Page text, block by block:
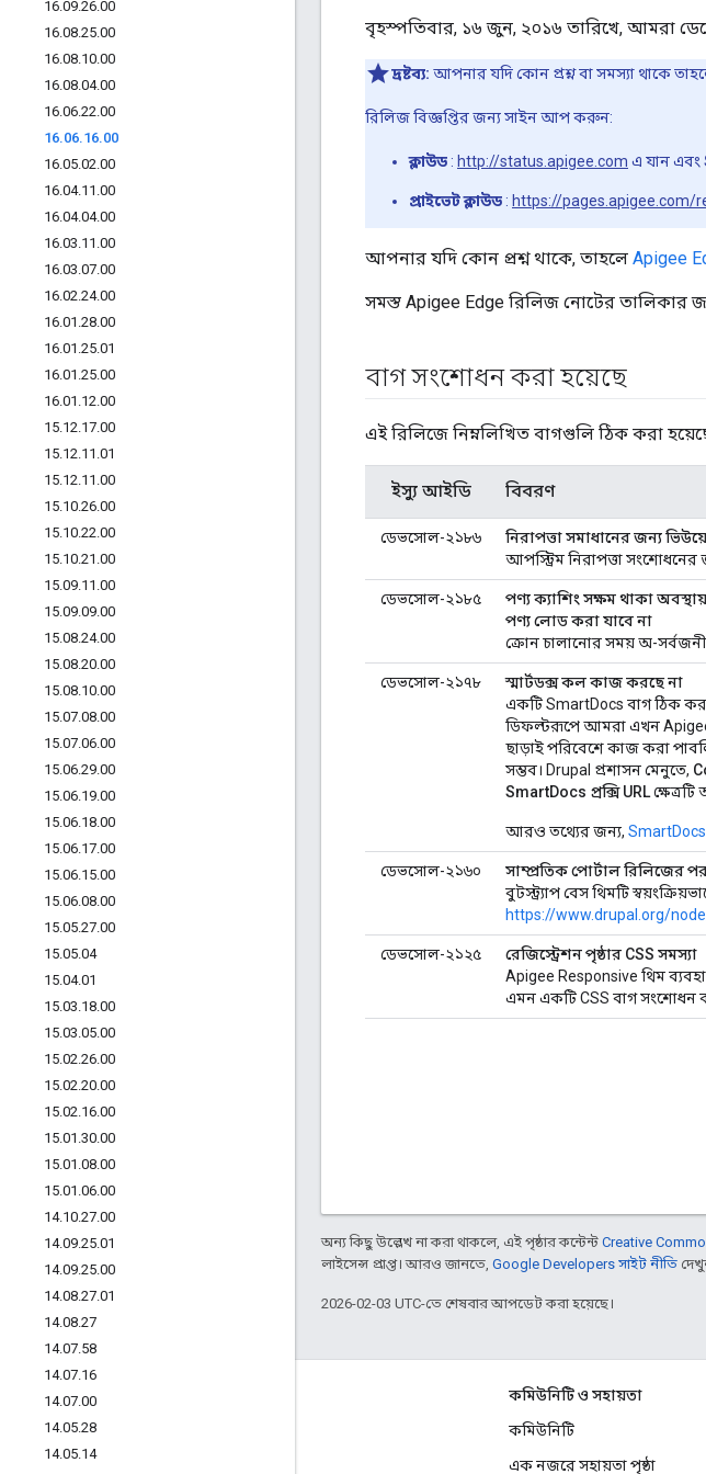
16.09.26.00
16.08.25.00
16.08.10.00
16.08.04.00
16.06.22.00
16.06.16.00
16.05.02.00
16.04.11 .00
16.04.04.00
16.03.11 .00
16.03.07.00
16.02.24.00
16.01 .28.00
16.01 .25.01
16.01 .25.00
16.01 .12.00
15.12.17.00
15.12.11 .01
15.12.11 .00
15.10.26.00
15.10.22.00
15.10.21 .00
15.09.11 .00
15.09.09.00
15.08.24.00
15.08.20.00
15.08.10.00
15.07.08.00
15.07.06.00
15.06.29.00
15.06.19.00
15.06.18.00
15.06.17.00
15.06.15.00
15.06.08.00
15.05.27.00
15.05.04
15.04.01
15.03.18.00
15.03.05.00
15.02.26.00
15.02.20.00
15.02.16.00
15.01 .30.00
15.01 .08.00
15.01 .06.00
14.10.27.00
14.09.25.01
14.09.25.00
14.08.27.01
14.08.27
14.07.58
14.07.16
14.07.00
14.05.28
14.05.14
বৃহস্পতিবার, ১৬ জুন, ২০১৬ তারিখে, আমরা
দ্রষ্টব্য: আপনার যদি কোন প্রশ্ন বা সমস্যা থাকে
রিলিজ বিজ্ঞপ্তির জন্য সাইন আপ করুন:
ক্লাউড : http://status.apigee.com এ যান এবং
প্রাইভেট ক্লাউড : https://pages.apigee.com/
আপনার যদি কোন প্রশ্ন থাকে, তাহলে Apigee
সমস্ত Apigee Edge রিলিজ নোটের তালিকার
বাগ সংশোধন করা হয়েছে
এই রিলিজে নিম্নলিখিত বাগগুলি ঠিক করা
ইস্যু আইডি বিবরণ
ডেভসোল-২১৮৬
নিরাপত্তা সমাধানের জন্য
আপস্ট্রিম নিরাপত্তা
ডেভসোল-২১৮৫
পণ্য ক্যাশিং সক্ষম থাকা
পণ্য লোড করা যাবে না
ক্রোন চালানোর সময় অ-
ডেভসোল-২১৭৮
স্মার্টডক্স কল কাজ করছে না
একটি SmartDocs বাগ ঠিক
ডিফল্টরূপে আমরা এখন Apigee-
ছাড়াই পরিবেশে কাজ করা
সম্ভব। Drupal প্রশাসন মেনুতে,
SmartDocs প্রক্সি URL
আরও তথ্যের জন্য,
ডেভসোল-২১৬০
সাম্প্রতিক পোর্টাল রিলিজের
বুটস্ট্র্যাপ বেস থিমটি
https://www.drupal.org/
ডেভসোল-২১২৫
রেজিস্ট্রেশন পৃষ্ঠার CSS সমস্যা
Apigee Responsive থিম
এমন একটি CSS বাগ সংশোধন
অন্য কিছু উল্লেখ না করা থাকলে, এই পৃষ্ঠার কন্টেন্ট Creative
লাইসেন্স প্রাপ্ত। আরও জানতে, Google Developers সাইট নীতি
2026-02-03 UTC-তে শেষবার আপডেট করা হয়েছে।
Apigee সম্পর্কে
We're part of Google
কমিউনিটি ও সহায়তা
কমিউনিটি
এক নজরে সহায়তা পৃষ্ঠা